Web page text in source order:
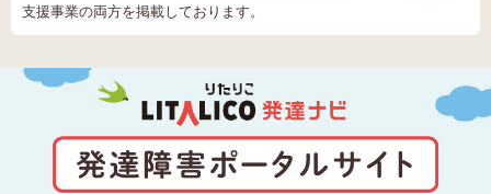
支援事業の両方を掲載しております。